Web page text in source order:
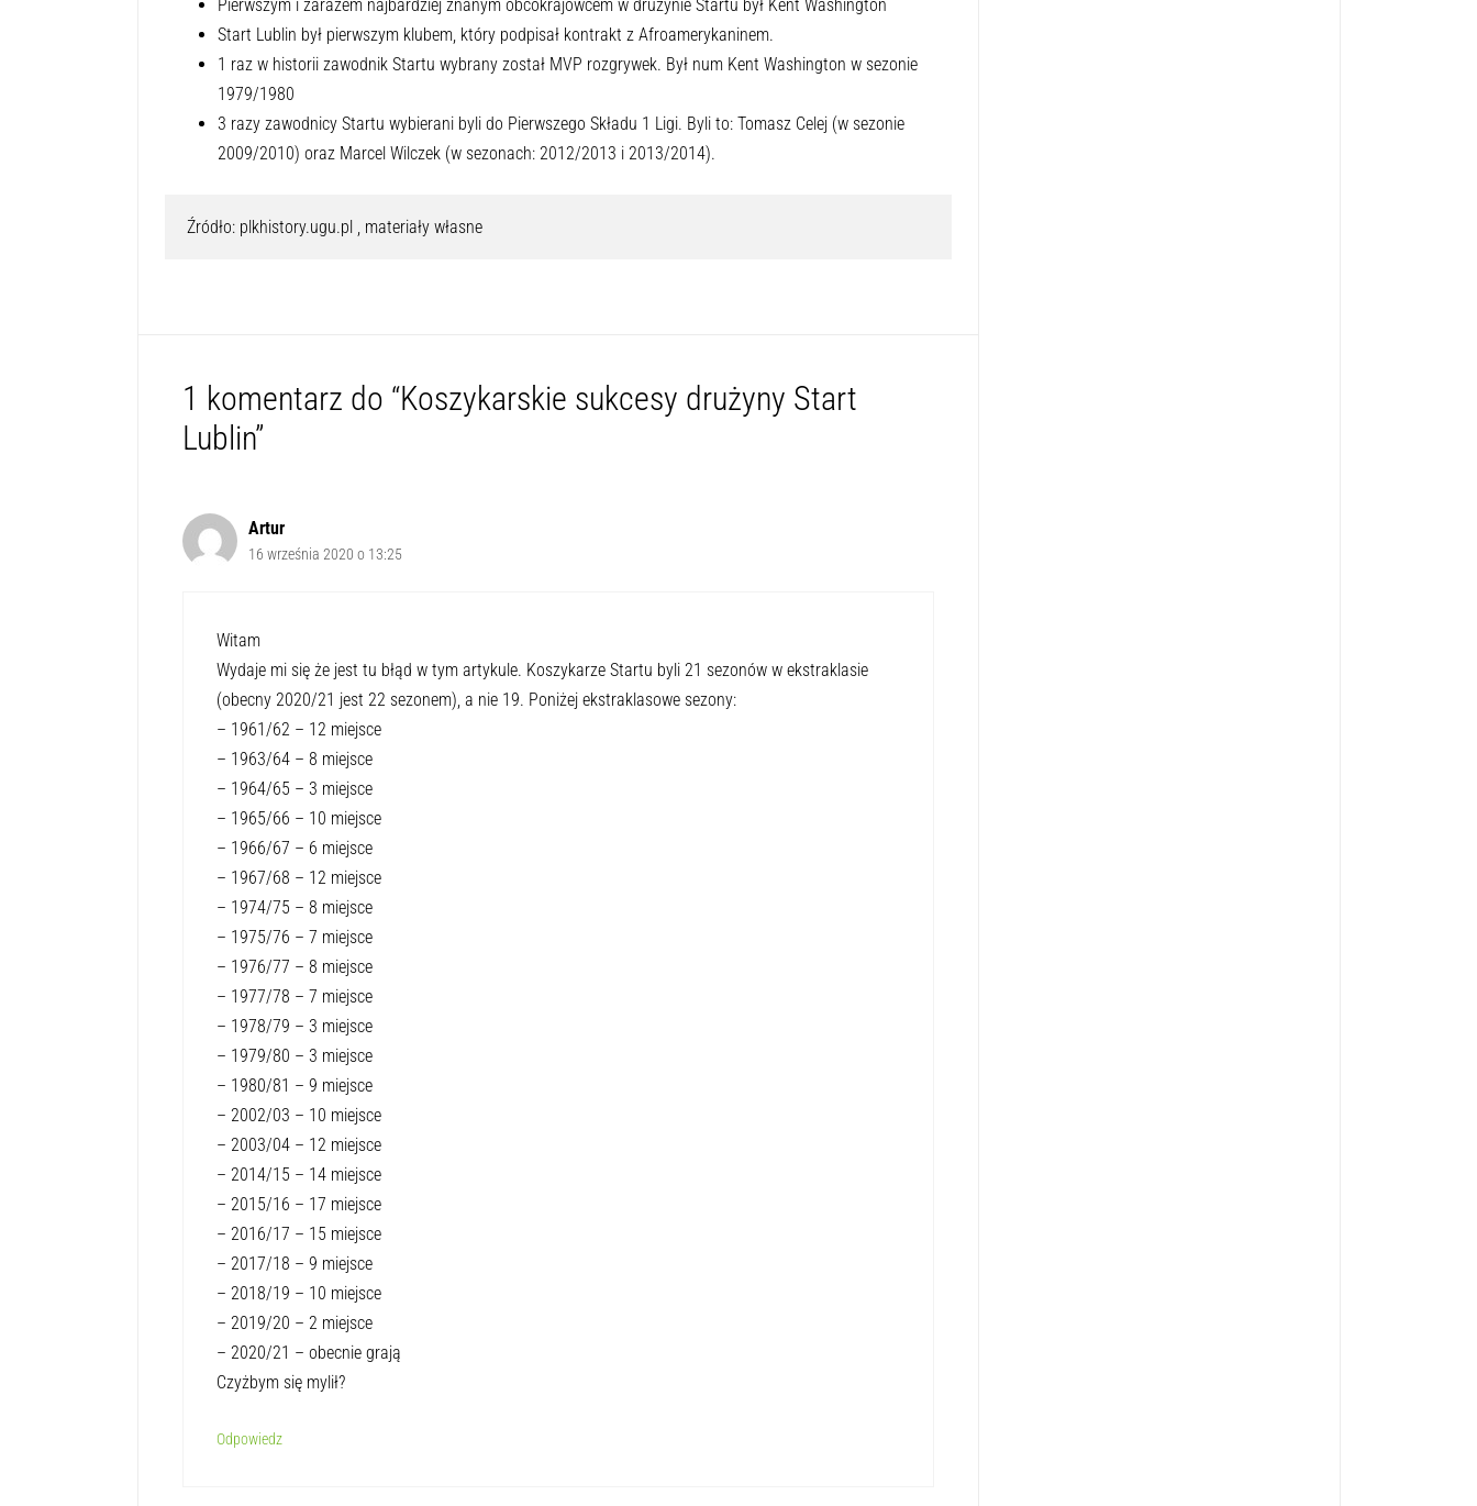
Pierwszym i zarazem najbardziej znanym obcokrajowcem w drużynie Startu był Kent Washington
Start Lublin był pierwszym klubem, który podpisał kontrakt z Afroamerykaninem.
1 raz w historii zawodnik Startu wybrany został MVP rozgrywek. Był num Kent Washington w sezonie
1979/1980
3 razy zawodnicy Startu wybierani byli do Pierwszego Składu 1 Ligi. Byli to: Tomasz Celej (w sezonie
2009/2010) oraz Marcel Wilczek (w sezonach: 2012/2013 i 2013/2014).
Źródło: plkhistory.ugu.pl , materiały własne
1 komentarz do “Koszykarskie sukcesy drużyny Start
Lublin”
Artur
16 września 2020 o 13:25
Witam
Wydaje mi się że jest tu błąd w tym artykule. Koszykarze Startu byli 21 sezonów w ekstraklasie
(obecny 2020/21 jest 22 sezonem), a nie 19. Poniżej ekstraklasowe sezony:
– 1961/62 – 12 miejsce
– 1963/64 – 8 miejsce
– 1964/65 – 3 miejsce
– 1965/66 – 10 miejsce
– 1966/67 – 6 miejsce
– 1967/68 – 12 miejsce
– 1974/75 – 8 miejsce
– 1975/76 – 7 miejsce
– 1976/77 – 8 miejsce
– 1977/78 – 7 miejsce
– 1978/79 – 3 miejsce
– 1979/80 – 3 miejsce
– 1980/81 – 9 miejsce
– 2002/03 – 10 miejsce
– 2003/04 – 12 miejsce
– 2014/15 – 14 miejsce
– 2015/16 – 17 miejsce
– 2016/17 – 15 miejsce
– 2017/18 – 9 miejsce
– 2018/19 – 10 miejsce
– 2019/20 – 2 miejsce
– 2020/21 – obecnie grają
Czyżbym się mylił?
Odpowiedz